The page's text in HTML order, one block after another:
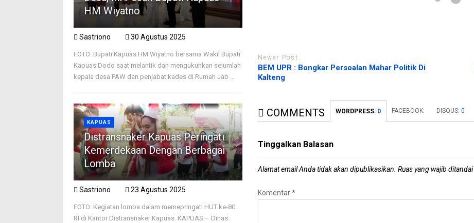
Newer Post
BEM UPR : Bongkar Persoalan Mahar Politik Di
Kalteng
COMMENTS WORDPRESS: 0 FACEBOOK: DISQUS:0
Tinggalkan Balasan
Alamat email Anda tidak akan dipublikasikan. Ruas yang wajib ditandai
Komentar*
HM Wiyatno
Sastriono 30 Agustus 2025
FOTO: Bupati Kapuas HM Wiyatno bersama Wakil Bupati
Kapuas Dodo saat melantik dan mengukuhkan sejumlah
kepala desa PAW dan penjabat kades di Rumah Jab ...
KAPUAS
Distransnaker Kapuas Peringati
Kemerdekaan Dengan Berbagai
Lomba
Sastriono 23 Agustus 2025
FOTO: Kegiatan lomba dalam memepringati HUT ke-80
RI di Kantor Distransnaker Kapuas. KAPUAS – Dinas